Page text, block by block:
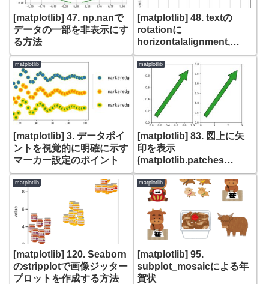
[matplotlib] 47. np.nanで
データの一部を非表示にす
る方法
[matplotlib] 48. textの
rotationに
horizontalalignment,
verticalalignmentが及ぼ
す影響
matplotlib
[matplotlib] 3. データポイ
ントを視覚的に明確に示す
マーカー設定のポイント
matplotlib
[matplotlib] 83. 図上に矢
印を表示
(matplotlib.patches
FancyArrowPatch,
Arrow)
matplotlib
[matplotlib] 120. Seaborn
のstripplotで画像ジッター
プロットを作成する方法
matplotlib
[matplotlib] 95.
subplot_mosaicによる年
賀状